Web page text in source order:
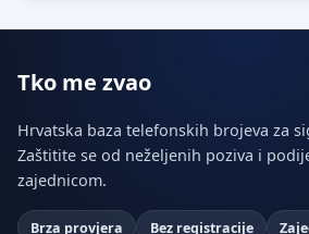
Tko me zvao
Hrvatska baza telefonskih brojeva za
Zaštitite se od neželjenih poziva i
zajednicom.
Brza provjera Bez registracije